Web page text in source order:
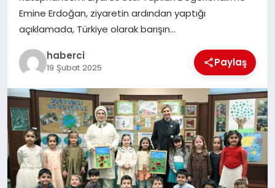
YAŞAM
Emine Erdoğan, ziyaretin ardından yaptığı
açıklamada, Türkiye olarak barışın…
haberci
19 Şubat 2025 Paylaş